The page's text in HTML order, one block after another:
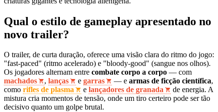
Qual o estilo de gameplay apresentado no
novo trailer?
O trailer, de curta duração, oferece uma visão clara do ritmo do jogo:
"fast‑paced" (ritmo acelerado) e "bloody‑good" (sangue nos olhos).
Os jogadores alternam entre combate corpo a corpo — com
machados
, lanças e garras — e armas de ficção científica,
como rifles de plasma e lançadores de granada
de energia. A
mistura cria momentos de tensão, onde um tiro certeiro pode ser tão
decisivo quanto um golpe brutal.